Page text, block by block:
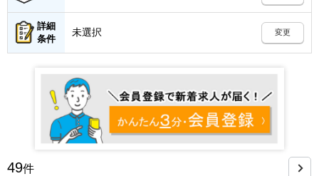
詳細
条件
未選択 変更
49件